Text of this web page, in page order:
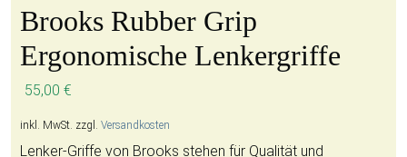
Brooks Rubber Grip
Ergonomische Lenkergriffe
55,00 €
inkl. MwSt. zzgl. Versandkosten
Lenker-Griffe von Brooks stehen für Qualität und